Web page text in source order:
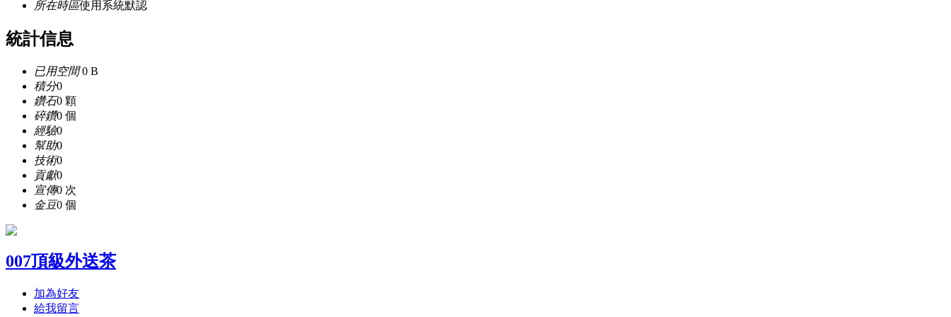
所在時區使用系統默認
統計信息
已用空間0 B
積分0
鑽石0 顆
碎鑽0 個
經驗0
幫助0
技術0
貢獻0
宣傳0 次
金豆0 個
007頂級外送茶
加為好友
給我留言